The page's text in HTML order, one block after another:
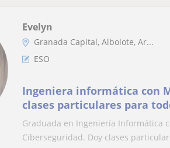
Evelyn
Granada Capital, Albolote, Ar...
ESO
Ingeniera informática con
clases particulares para
Graduada en Ingeniería Informática
Ciberseguridad. Doy clases